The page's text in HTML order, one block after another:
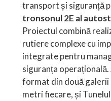
transport și siguranță
tronsonul 2E al
Proiectul combină
rutiere complexe cu
integrate pentru
siguranța
format din două
metri fiecare, și